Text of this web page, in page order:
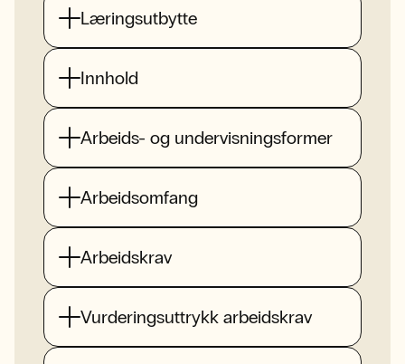
Læringsutbytte
Innhold
Arbeids- og undervisningsformer
Arbeidsomfang
Arbeidskrav
Vurderingsuttrykk arbeidskrav